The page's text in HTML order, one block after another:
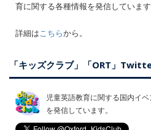
育に関する各種情報を発信しています
詳細はこちらから。
「キッズクラブ」「ORT」
児童英語教育に関する国内イ
を発信しています。